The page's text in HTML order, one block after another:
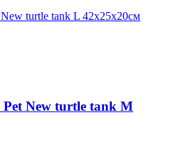
New turtle tank M